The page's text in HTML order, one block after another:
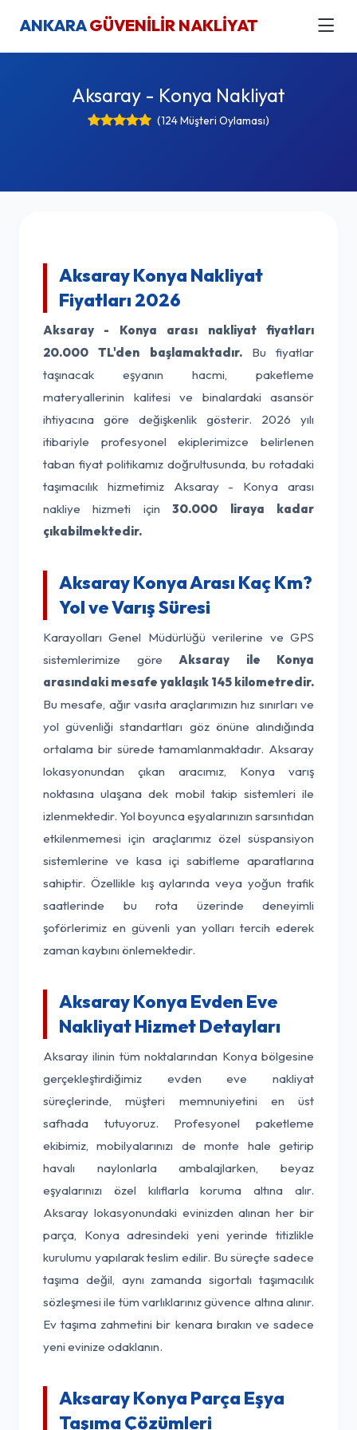
ANKARAGÜVENİLİR NAKLİYAT
Aksaray - Konya Nakliyat
(124 Müşteri Oylaması)
Aksaray Konya Nakliyat
Fiyatları 2026
Aksaray - Konya arası nakliyat fiyatları
20.000 TL'den başlamaktadır.Bu fiyatlar
taşınacak eşyanın hacmi, paketleme
materyallerinin kalitesi ve binalardaki asansör
ihtiyacına göre değişkenlik gösterir. 2026 yılı
itibariyle profesyonel ekiplerimizce belirlenen
taban fiyat politikamız doğrultusunda, bu rotadaki
taşımacılık hizmetimiz Aksaray - Konya arası
nakliye hizmeti için30.000 liraya kadar
çıkabilmektedir.
Aksaray Konya Arası Kaç Km?
Yol ve Varış Süresi
Karayolları Genel Müdürlüğü verilerine ve GPS
sistemlerimize göre Aksaray ile Konya
arasındaki mesafe yaklaşık 145 kilometredir.
Bu mesafe, ağır vasıta araçlarımızın hız sınırları ve
yol güvenliği standartları göz önüne alındığında
ortalama bir sürede tamamlanmaktadır. Aksaray
lokasyonundan çıkan aracımız, Konya varış
noktasına ulaşana dek mobil takip sistemleri ile
izlenmektedir. Yol boyunca eşyalarınızın sarsıntıdan
etkilenmemesi için araçlarımız özel süspansiyon
sistemlerine ve kasa içi sabitleme aparatlarına
sahiptir. Özellikle kış aylarında veya yoğun trafik
saatlerinde bu rota üzerinde deneyimli
şoförlerimiz en güvenli yan yolları tercih ederek
zaman kaybını önlemektedir.
Aksaray Konya Evden Eve
Nakliyat Hizmet Detayları
Aksaray ilinin tüm noktalarından Konya bölgesine
gerçekleştirdiğimiz evden eve nakliyat
süreçlerinde, müşteri memnuniyetini en üst
safhada tutuyoruz. Profesyonel paketleme
ekibimiz, mobilyalarınızı de monte hale getirip
havalı naylonlarla ambalajlarken, beyaz
eşyalarınızı özel kılıflarla koruma altına alır.
Aksaray lokasyonundaki evinizden alınan her bir
parça, Konya adresindeki yeni yerinde titizlikle
kurulumu yapılarak teslim edilir. Bu süreçte sadece
taşıma değil, aynı zamanda sigortalı taşımacılık
sözleşmesi ile tüm varlıklarınız güvence altına alınır.
Ev taşıma zahmetini bir kenara bırakın ve sadece
yeni evinize odaklanın.
Aksaray Konya Parça Eşya
Taşıma Çözümleri